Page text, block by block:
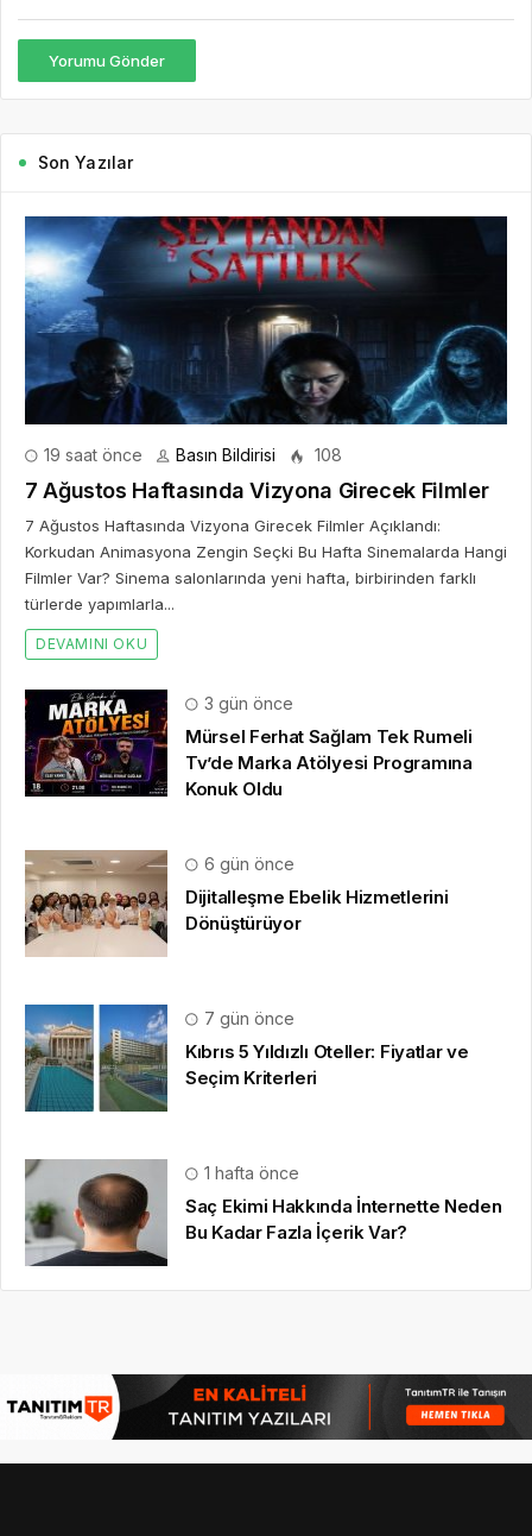
Yorumu Gönder
Son Yazılar
19 saat önce Basın Bildirisi 108
7 Ağustos Haftasında Vizyona Girecek Filmler
7 Ağustos Haftasında Vizyona Girecek Filmler Açıklandı:
Korkudan Animasyona Zengin Seçki Bu Hafta Sinemalarda Hangi
Filmler Var? Sinema salonlarında yeni hafta, birbirinden farklı
türlerde yapımlarla...
DEVAMINI OKU
3 gün önce
Mürsel Ferhat Sağlam Tek Rumeli
Tv’de Marka Atölyesi Programına
Konuk Oldu
6 gün önce
Dijitalleşme Ebelik Hizmetlerini
Dönüştürüyor
7 gün önce
Kıbrıs 5 Yıldızlı Oteller: Fiyatlar ve
Seçim Kriterleri
1 hafta önce
Saç Ekimi Hakkında İnternette Neden
Bu Kadar Fazla İçerik Var?